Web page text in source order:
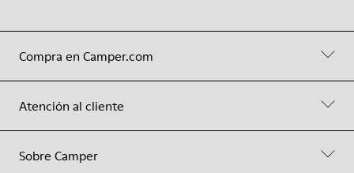
Compra en Camper.com
Atención al cliente
Sobre Camper